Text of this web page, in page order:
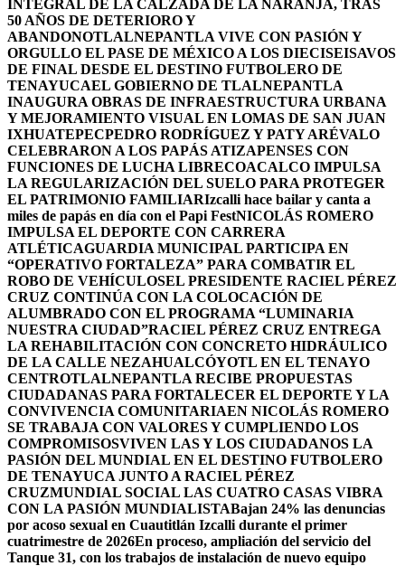
INTEGRAL DE LA CALZADA DE LA NARANJA, TRAS
50 AÑOS DE DETERIORO Y
ABANDONOTLALNEPANTLA VIVE CON PASIÓN Y
ORGULLO EL PASE DE MÉXICO A LOS DIECISEISAVOS
DE FINAL DESDE EL DESTINO FUTBOLERO DE
TENAYUCAEL GOBIERNO DE TLALNEPANTLA
INAUGURA OBRAS DE INFRAESTRUCTURA URBANA
Y MEJORAMIENTO VISUAL EN LOMAS DE SAN JUAN
IXHUATEPECPEDRO RODRÍGUEZ Y PATY ARÉVALO
CELEBRARON A LOS PAPÁS ATIZAPENSES CON
FUNCIONES DE LUCHA LIBRECOACALCO IMPULSA
LA REGULARIZACIÓN DEL SUELO PARA PROTEGER
EL PATRIMONIO FAMILIARIzcalli hace bailar y canta a
miles de papás en día con el Papi FestNICOLÁS ROMERO
IMPULSA EL DEPORTE CON CARRERA
ATLÉTICAGUARDIA MUNICIPAL PARTICIPA EN
“OPERATIVO FORTALEZA” PARA COMBATIR EL
ROBO DE VEHÍCULOSEL PRESIDENTE RACIEL PÉREZ
CRUZ CONTINÚA CON LA COLOCACIÓN DE
ALUMBRADO CON EL PROGRAMA “LUMINARIA
NUESTRA CIUDAD”RACIEL PÉREZ CRUZ ENTREGA
LA REHABILITACIÓN CON CONCRETO HIDRÁULICO
DE LA CALLE NEZAHUALCÓYOTL EN EL TENAYO
CENTROTLALNEPANTLA RECIBE PROPUESTAS
CIUDADANAS PARA FORTALECER EL DEPORTE Y LA
CONVIVENCIA COMUNITARIAEN NICOLÁS ROMERO
SE TRABAJA CON VALORES Y CUMPLIENDO LOS
COMPROMISOSVIVEN LAS Y LOS CIUDADANOS LA
PASIÓN DEL MUNDIAL EN EL DESTINO FUTBOLERO
DE TENAYUCA JUNTO A RACIEL PÉREZ
CRUZMUNDIAL SOCIAL LAS CUATRO CASAS VIBRA
CON LA PASIÓN MUNDIALISTABajan 24% las denuncias
por acoso sexual en Cuautitlán Izcalli durante el primer
cuatrimestre de 2026En proceso, ampliación del servicio del
Tanque 31, con los trabajos de instalación de nuevo equipo